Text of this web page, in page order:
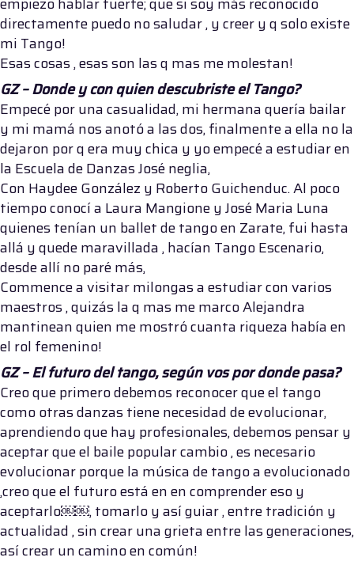
directamente puedo no saludar , y creer y q solo existe
mi Tango!
Esas cosas , esas son las q mas me molestan!
GZ – Donde y con quien descubriste el Tango?
Empecé por una casualidad, mi hermana quería bailar
y mi mamá nos anotó a las dos, finalmente a ella no la
dejaron por q era muy chica y yo empecé a estudiar en
la Escuela de Danzas José neglia,
Con Haydee González y Roberto Guichenduc. Al poco
tiempo conocí a Laura Mangione y José Maria Luna
quienes tenían un ballet de tango en Zarate, fui hasta
allá y quede maravillada , hacían Tango Escenario,
desde allí no paré más,
Commence a visitar milongas a estudiar con varios
maestros , quizás la q mas me marco Alejandra
mantinean quien me mostró cuanta riqueza había en
el rol femenino!
GZ – El futuro del tango, según vos por donde pasa?
Creo que primero debemos reconocer que el tango
como otras danzas tiene necesidad de evolucionar,
aprendiendo que hay profesionales, debemos pensar y
aceptar que el baile popular cambio , es necesario
evolucionar porque la música de tango a evolucionado
,creo que el futuro está en en comprender eso y
aceptarlo￼￼, tomarlo y así guiar , entre tradición y
actualidad , sin crear una grieta entre las generaciones,
así crear un camino en común!